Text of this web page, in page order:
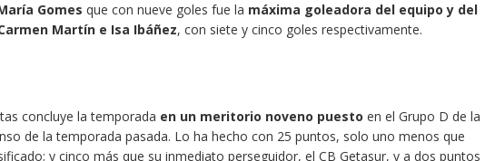
Gomes que con nueve goles fue la máxima goleadora del equipo y del
Martín e Isa Ibáñez, con siete y cinco goles respectivamente.
concluye la temporada en un meritorio noveno puesto en el Grupo D de la
de la temporada pasada. Lo ha hecho con 25 puntos, solo uno menos que
y cinco más que su inmediato perseguidor, el CB Getasur, y a dos puntos